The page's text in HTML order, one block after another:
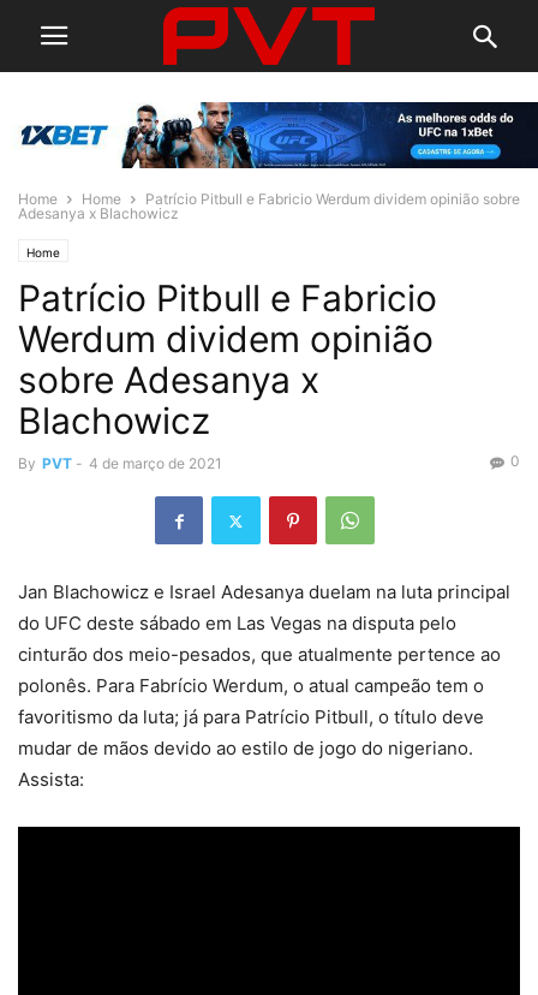
Home Home
Patrício Pitbull e Fabricio Werdum dividem opinião sobre
Adesanya x Blachowicz
Home
Patrício Pitbull e Fabricio
Werdum dividem opinião
sobre Adesanya x
Blachowicz
By PVT - 4 de março de 2021 0
Jan Blachowicz e Israel Adesanya duelam na luta principal
do UFC deste sábado em Las Vegas na disputa pelo
cinturão dos meio-pesados, que atualmente pertence ao
polonês. Para Fabrício Werdum, o atual campeão tem o
favoritismo da luta; já para Patrício Pitbull, o título deve
mudar de mãos devido ao estilo de jogo do nigeriano.
Assista: